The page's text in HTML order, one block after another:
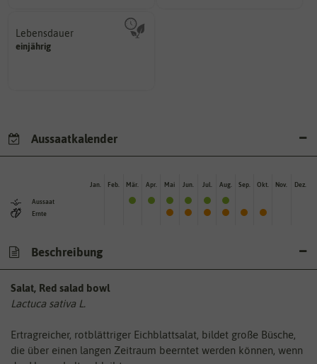
Lebensdauer
einjährig
einjährig, zweijährig oder
mehrjährig.
Aussaatkalender
Aussaat
Ernte
Jan. Feb. Mär. Apr. Mai Jun. Jul. Aug. Sep. Okt. Nov. Dez.
Beschreibung
Salat, Red salad bowl
Lactuca sativa L.
Ertragreicher, rotblättriger Eichblattsalat, bildet große Büsche,
die über einen langen Zeitraum beerntet werden können, wenn